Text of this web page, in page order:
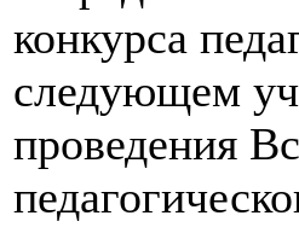
конкурса
следующем
проведения